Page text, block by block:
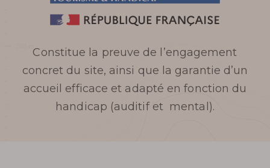
PHOTOS DU GOUFFRE
REVUE DE PRESSE
RÉCOMPENSES /
DISTINCTIONS
Constitue la preuve de l’engagement
concret du site, ainsi que la garantie d’un
accueil efficace et adapté en fonction du
handicap (auditif et mental).